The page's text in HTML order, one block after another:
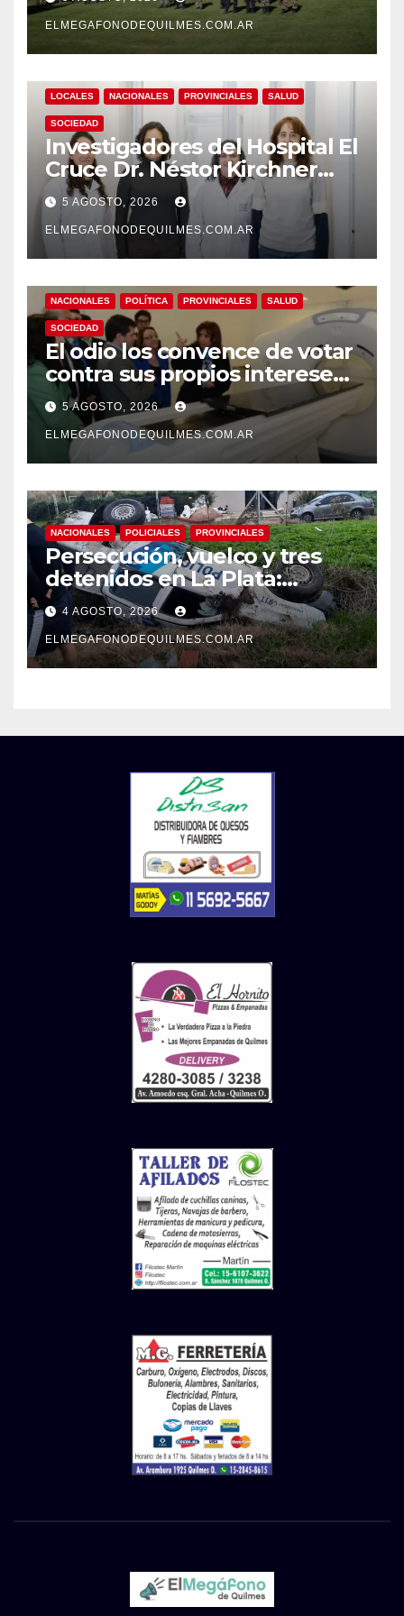
patrimonio de todos los
argentinos?
ELMEGAFONODEQUILMES.COM.AR
LOCALES NACIONALES PROVINCIALES SALUD
SOCIEDAD
Investigadores del Hospital El
Cruce Dr. Néstor Kirchner
desarrollan un estudio
pionero sobre el
envejecimiento cerebral y las
demencias
5 AGOSTO, 2026
ELMEGAFONODEQUILMES.COM.AR
NACIONALES POLÍTICA PROVINCIALES SALUD
SOCIEDAD
El odio los convence de votar
contra sus propios intereses.
Una Sociedad atrapada en la
grieta
5 AGOSTO, 2026
ELMEGAFONODEQUILMES.COM.AR
NACIONALES POLICIALES PROVINCIALES
Persecución, vuelco y tres
detenidos en La Plata:
recuperaron motos robadas
tras un operativo policial
4 AGOSTO, 2026
ELMEGAFONODEQUILMES.COM.AR